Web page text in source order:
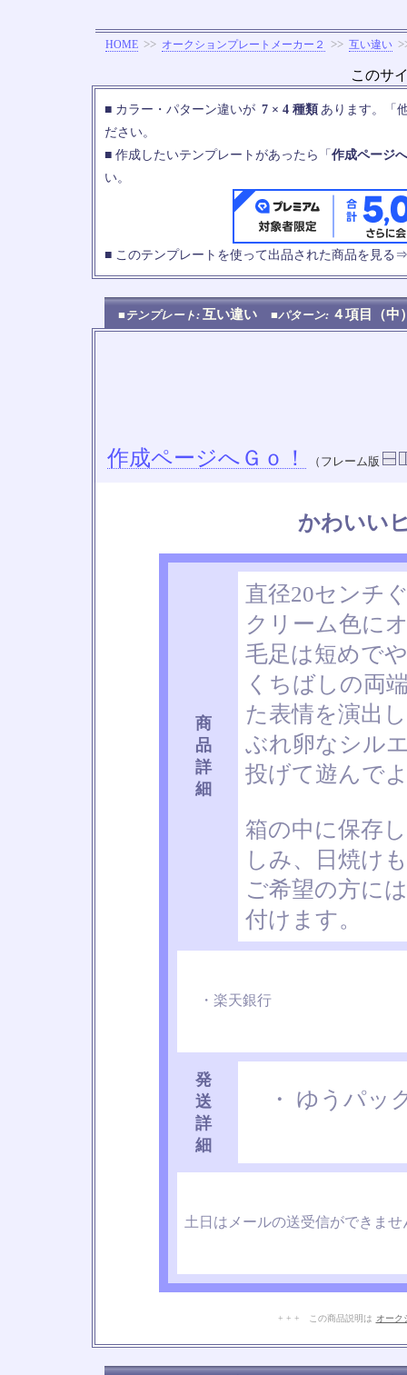
HOME >> オークションプレートメーカー２ >> 互い違い
このサ
■ カラー・パターン違いが 7 × 4 種類 あります。「
ださい。
■ 作成したいテンプレートがあったら「 作成ページ
い。
■ このテンプレートを使って出品された商品を見る
■テンプレート: 互い違い ■パターン: ４項目（
作成ページへＧｏ！ （フレーム版
かわいい
商
品
詳
細
直径20センチ
クリーム色に
毛足は短めで
くちばしの両
た表情を演出
ぶれ卵なシル
投げて遊んで
箱の中に保存
しみ、日焼け
ご希望の方に
付けます。
・楽天銀行
発
送
詳
細
・ ゆうパッ
土日はメールの送受信ができませ
+ + + この商品説明は オーク